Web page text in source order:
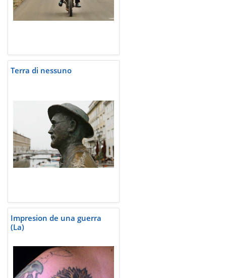
Terra di nessuno
Impresion de una guerra
(La)